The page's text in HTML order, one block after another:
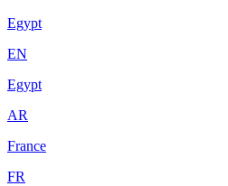
Egypt
EN
Egypt
AR
France
FR